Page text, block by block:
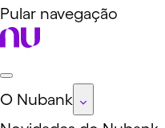
Pular navegação
O Nubank